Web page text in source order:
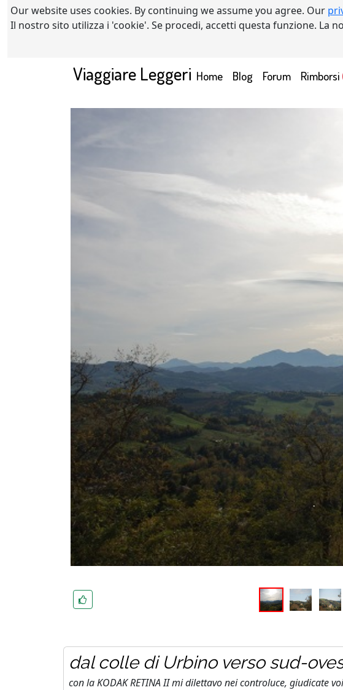
Our website uses cookies. By continuing we assume you agree. Our
Il nostro sito utilizza i 'cookie'. Se procedi, accetti questa funzione. La
Viaggiare Leggeri Home(current)
Blog Forum Rimborsi
dal colle di Urbino verso sud-
con la KODAK RETINA II mi dilettavo nei controluce, giudicate